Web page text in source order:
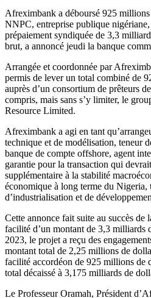
Afreximbank a déboursé 925
NNPC, entreprise publique
prépaiement syndiquée de 3,3
brut, a annoncé jeudi la banque
Arrangée et coordonnée par
permis de lever un total combiné de
auprès d’un consortium de prêteurs
compris, mais sans s’y limiter, le
Resource Limited.
Afreximbank a agi en tant
technique et de modélisation, teneur
banque de compte offshore, agent
garantie pour la transaction qui
supplémentaire à la stabilité
économique à long terme du Nigeria,
d’industrialisation et de
Cette annonce fait suite au succès de
facilité d’un montant de 3,3 milliards
2023, le projet a reçu des
montant total de 2,25 millions de
facilité accordéon de 925 millions de
total décaissé à 3,175 milliards de
Le Professeur Oramah, Président